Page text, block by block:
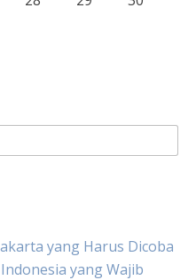
yang Harus Dicoba
yang Wajib